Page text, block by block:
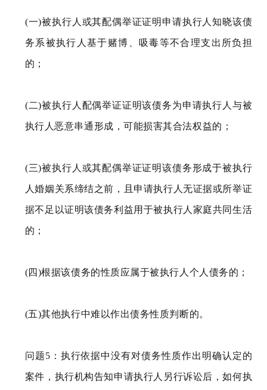
(一)被执行人或其配偶举证证明申请执行人知晓该债
务系被执行人基于赌博、吸毒等不合理支出所负担
的；
(二)被执行人配偶举证证明该债务为申请执行人与被
执行人恶意串通形成，可能损害其合法权益的；
(三)被执行人或其配偶举证证明该债务形成于被执行
人婚姻关系缔结之前，且申请执行人无证据或所举证
据不足以证明该债务利益用于被执行人家庭共同生活
的；
(四)根据该债务的性质应属于被执行人个人债务的；
(五)其他执行中难以作出债务性质判断的。
问题5：执行依据中没有对债务性质作出明确认定的
案件，执行机构告知申请执行人另行诉讼后，如何执